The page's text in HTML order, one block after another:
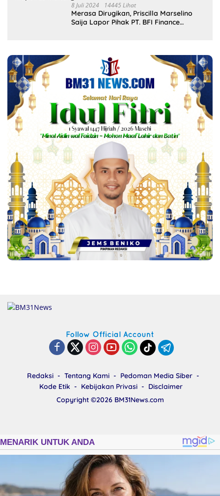
8 Juli 2024 14445 Lihat
Merasa Dirugikan, Priscilla Marselino
Saija Lapor Pihak PT. BFI Finance
Redaksi Tentang Kami
Pedoman Media Siber
Kode Etik
Kebijakan Privasi
Disclaimer
Copyright ©2026 BM31News.com